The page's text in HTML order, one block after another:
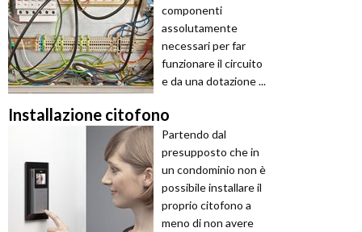
componenti
assolutamente
necessari per far
funzionare il circuito
e da una dotazione ...
Installazione citofono
Partendo dal
presupposto che in
un condominio non è
possibile installare il
proprio citofono a
meno di non avere